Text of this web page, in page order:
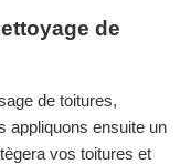
de
de toitures,
appliquons ensuite un
vos toitures et